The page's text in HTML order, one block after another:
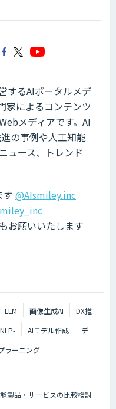
するAIポータルメデ
家によるコンテンツ
メディアです。AI
の事例や人工知能
ュース、トレンド
す @AIsmiley.inc
お願いいたします
LLM 画像生成AI
DX推
AIモデル作成
デ
ラーニング
製品・サービスの比較検討